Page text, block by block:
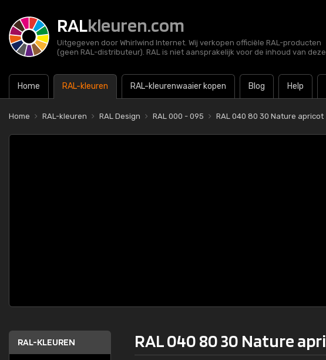
RALkleuren.com
Uitgegeven door Whirlwind Internet. Wij verkopen officiële RAL-producten
(geen RAL-distributeur). RAL is niet aansprakelijk voor de inhoud van
Home RAL-kleuren RAL-kleurenwaaier kopen Blog Help
Home RAL-kleuren RAL Design RAL 000 - 095 RAL 040 80 30 Nature apricot
RAL-KLEUREN RAL 040 80 30 Nature